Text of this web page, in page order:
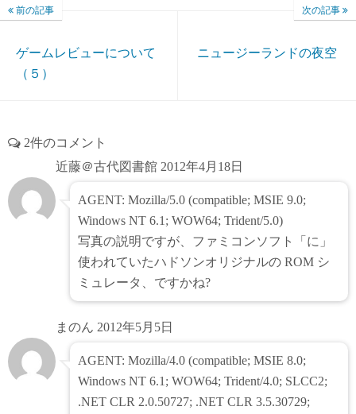
前の記事
ゲームレビューについて
（５）
次の記事
ニュージーランドの夜空
2件のコメント
近藤＠古代図書館 2012年4月18日
AGENT: Mozilla/5.0 (compatible; MSIE 9.0;
Windows NT 6.1; WOW64; Trident/5.0)
写真の説明ですが、ファミコンソフト「に」
使われていたハドソンオリジナルの ROM シ
ミュレータ、ですかね?
まのん 2012年5月5日
AGENT: Mozilla/4.0 (compatible; MSIE 8.0;
Windows NT 6.1; WOW64; Trident/4.0; SLCC2;
.NET CLR 2.0.50727; .NET CLR 3.5.30729;